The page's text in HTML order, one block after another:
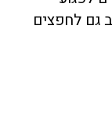
גם לחפצים